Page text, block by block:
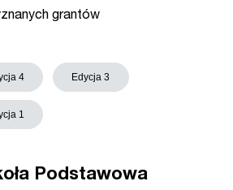
grantów
4 Edycja 3
1
Podstawowa